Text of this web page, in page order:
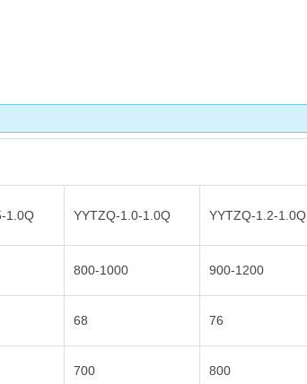
1.0Q YYTZQ-1.0-1.0Q YYTZQ-1.2-1.0Q
800-1000 900-1200
68 76
700 800